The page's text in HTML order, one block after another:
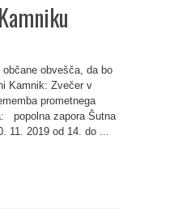
obvešča, da bo
Kamnik: Zvečer v
prometnega
popolna zapora Šutna
11. 2019 od 14. do ...